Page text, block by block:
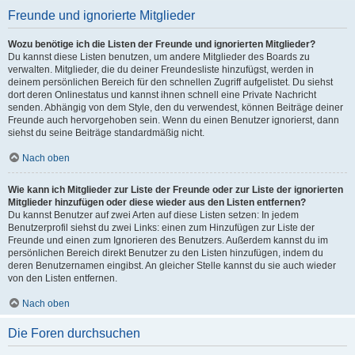
Freunde und ignorierte Mitglieder
Wozu benötige ich die Listen der Freunde und ignorierten Mitglieder?
Du kannst diese Listen benutzen, um andere Mitglieder des Boards zu
verwalten. Mitglieder, die du deiner Freundesliste hinzufügst, werden in
deinem persönlichen Bereich für den schnellen Zugriff aufgelistet. Du siehst
dort deren Onlinestatus und kannst ihnen schnell eine Private Nachricht
senden. Abhängig von dem Style, den du verwendest, können Beiträge deiner
Freunde auch hervorgehoben sein. Wenn du einen Benutzer ignorierst, dann
siehst du seine Beiträge standardmäßig nicht.
Nach oben
Wie kann ich Mitglieder zur Liste der Freunde oder zur Liste der ignorierten
Mitglieder hinzufügen oder diese wieder aus den Listen entfernen?
Du kannst Benutzer auf zwei Arten auf diese Listen setzen: In jedem
Benutzerprofil siehst du zwei Links: einen zum Hinzufügen zur Liste der
Freunde und einen zum Ignorieren des Benutzers. Außerdem kannst du im
persönlichen Bereich direkt Benutzer zu den Listen hinzufügen, indem du
deren Benutzernamen eingibst. An gleicher Stelle kannst du sie auch wieder
von den Listen entfernen.
Nach oben
Die Foren durchsuchen